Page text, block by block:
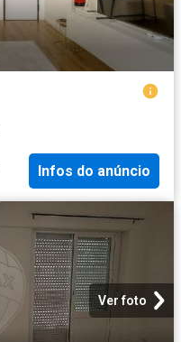
Infos do anúncio
Ver foto